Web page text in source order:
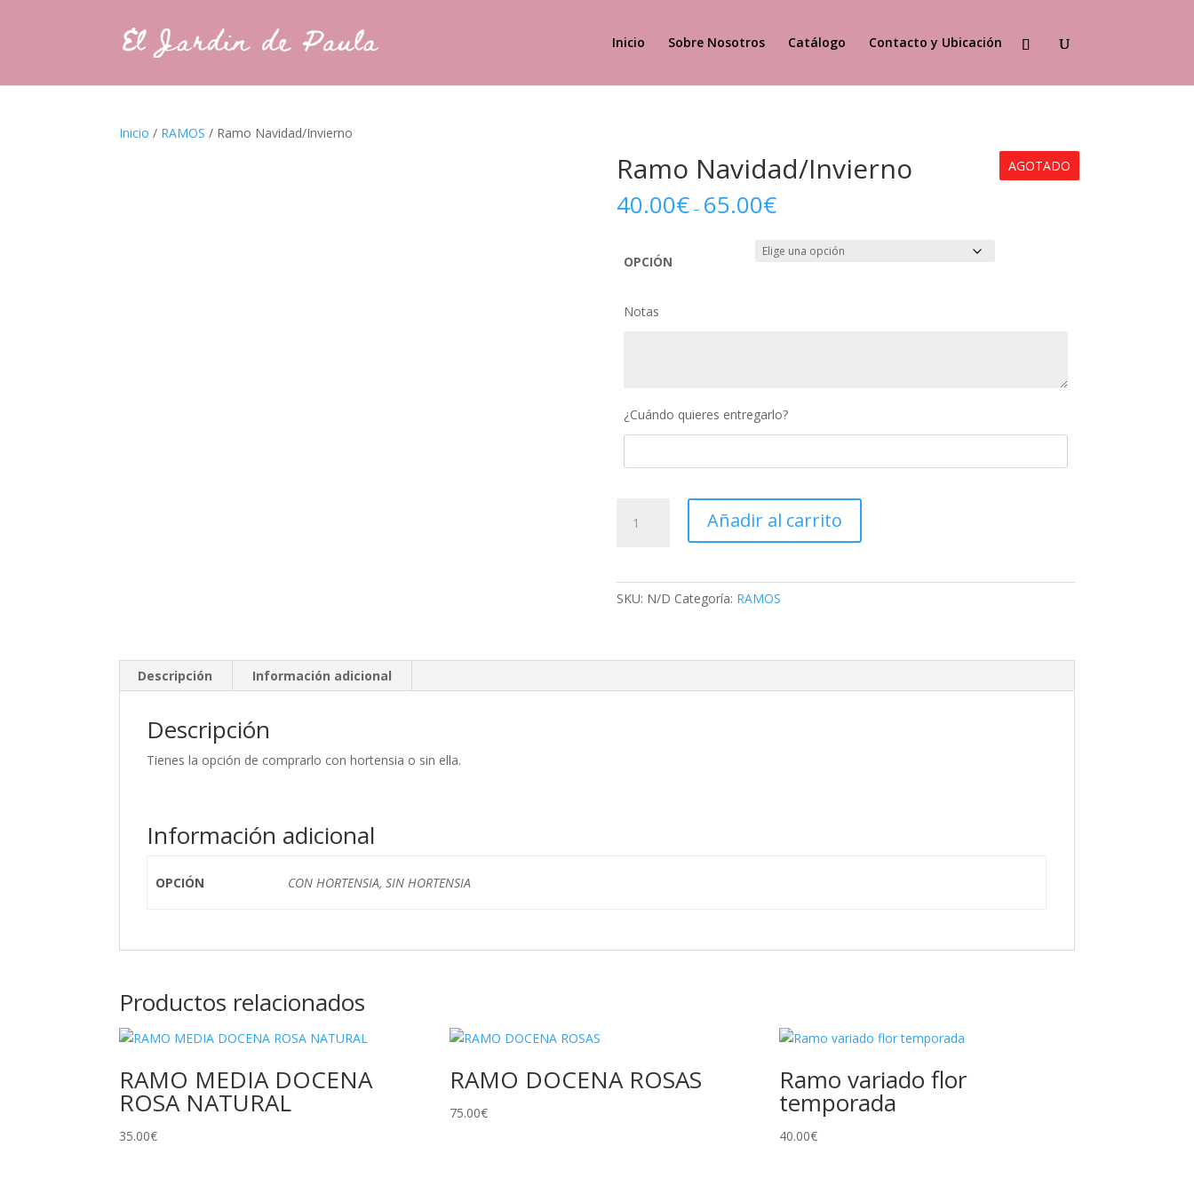
Inicio Sobre Nosotros Catálogo Contacto y Ubicación
Inicio / RAMOS / Ramo Navidad/Invierno
AGOTADO
Ramo Navidad/Invierno
40.00€– 65.00€
OPCIÓN
Notas
¿Cuándo quieres entregarlo?
Navidad/InviernoAñadir al carrito
SKU: N/D Categoría: RAMOS
Descripción Información adicional
Descripción
Tienes la opción de comprarlo con hortensia o sin ella.
Información adicional
OPCIÓN CON HORTENSIA, SIN HORTENSIA
Productos relacionados
RAMO MEDIA DOCENA
ROSA NATURAL
35.00€
RAMO DOCENA ROSAS
75.00€
Ramo variado flor
temporada
40.00€